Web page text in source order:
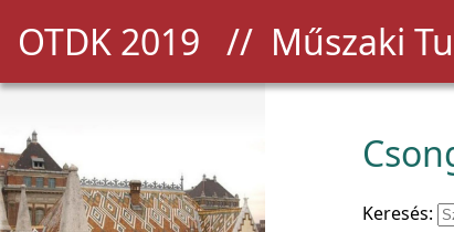
OTDK 2019 // Műszaki
Keresés: